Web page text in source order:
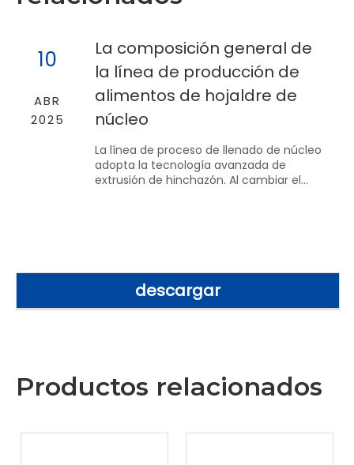
10
ABR
2025
La composición general de
la línea de producción de
alimentos de hojaldre de
núcleo
La línea de proceso de llenado de núcleo
adopta la tecnología avanzada de
extrusión de hinchazón. Al cambiar el
necesidades de Marke
descargar
Productos relacionados